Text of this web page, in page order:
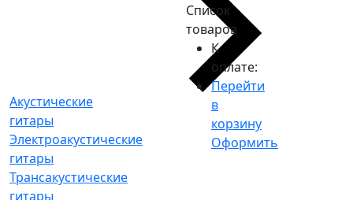
Акустические
гитары
Электроакустические
гитары
Трансакустические
гитары
Список
товаров
К
оплате:
Перейти
в
корзину
Оформить